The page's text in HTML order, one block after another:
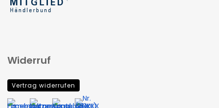
Widerruf
Vertrag widerrufen